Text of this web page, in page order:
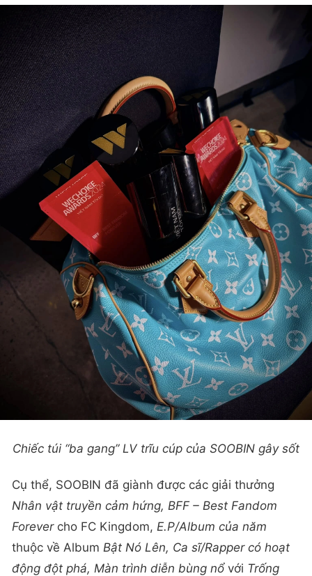
Chiếc túi “ba gang” LV trĩu cúp của SOOBIN gây sốt
Cụ thể, SOOBIN đã giành được các giải thưởng
Nhân vật truyền cảm hứng, BFF – Best Fandom
Forevercho FC Kingdom, E.P/Album của năm
thuộc về Album Bật Nó Lên, Ca sĩ/Rapper có hoạt
động đột phá, Màn trình diễn bùng nổ với Trống